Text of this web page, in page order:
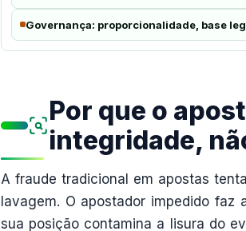
Governança: proporcionalidade, base
Por que o
integridade,
A fraude tradicional em apostas
lavagem. O apostador impedido faz
sua posição contamina a lisura do